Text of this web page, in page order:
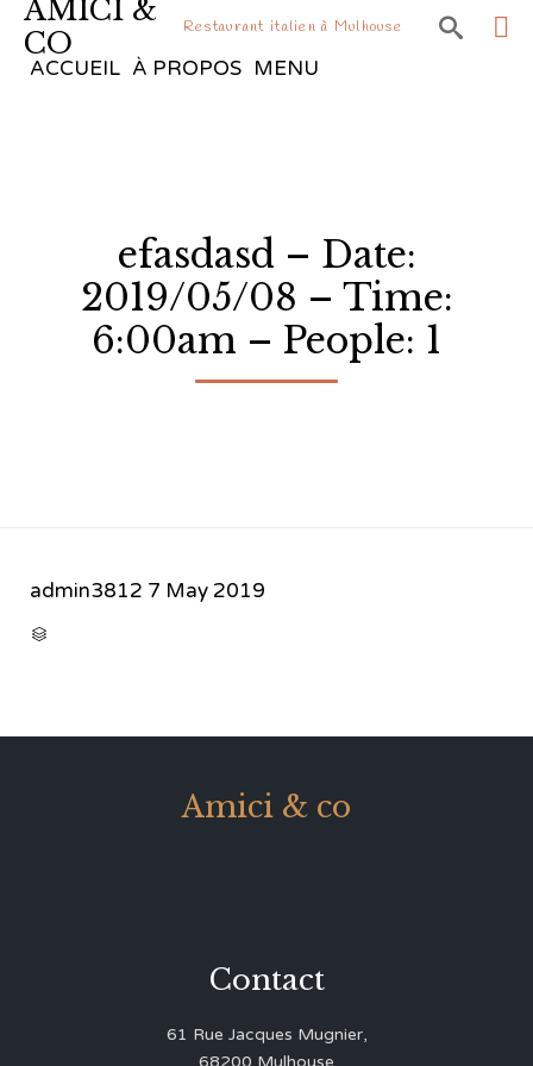
AMICI &
CO
Restaurant italien à Mulhouse 
ACCUEIL À PROPOS MENU
efasdasd – Date:
2019/05/08 – Time:
6:00am – People: 1
admin3812 7 May 2019

Amici & co
Contact
61 Rue Jacques Mugnier,